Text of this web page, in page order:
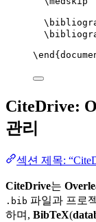
\end {
CiteDrive:
관리
섹션 제목:
CiteDrive는
.bib 파일과 프로
하며, BibTeX(